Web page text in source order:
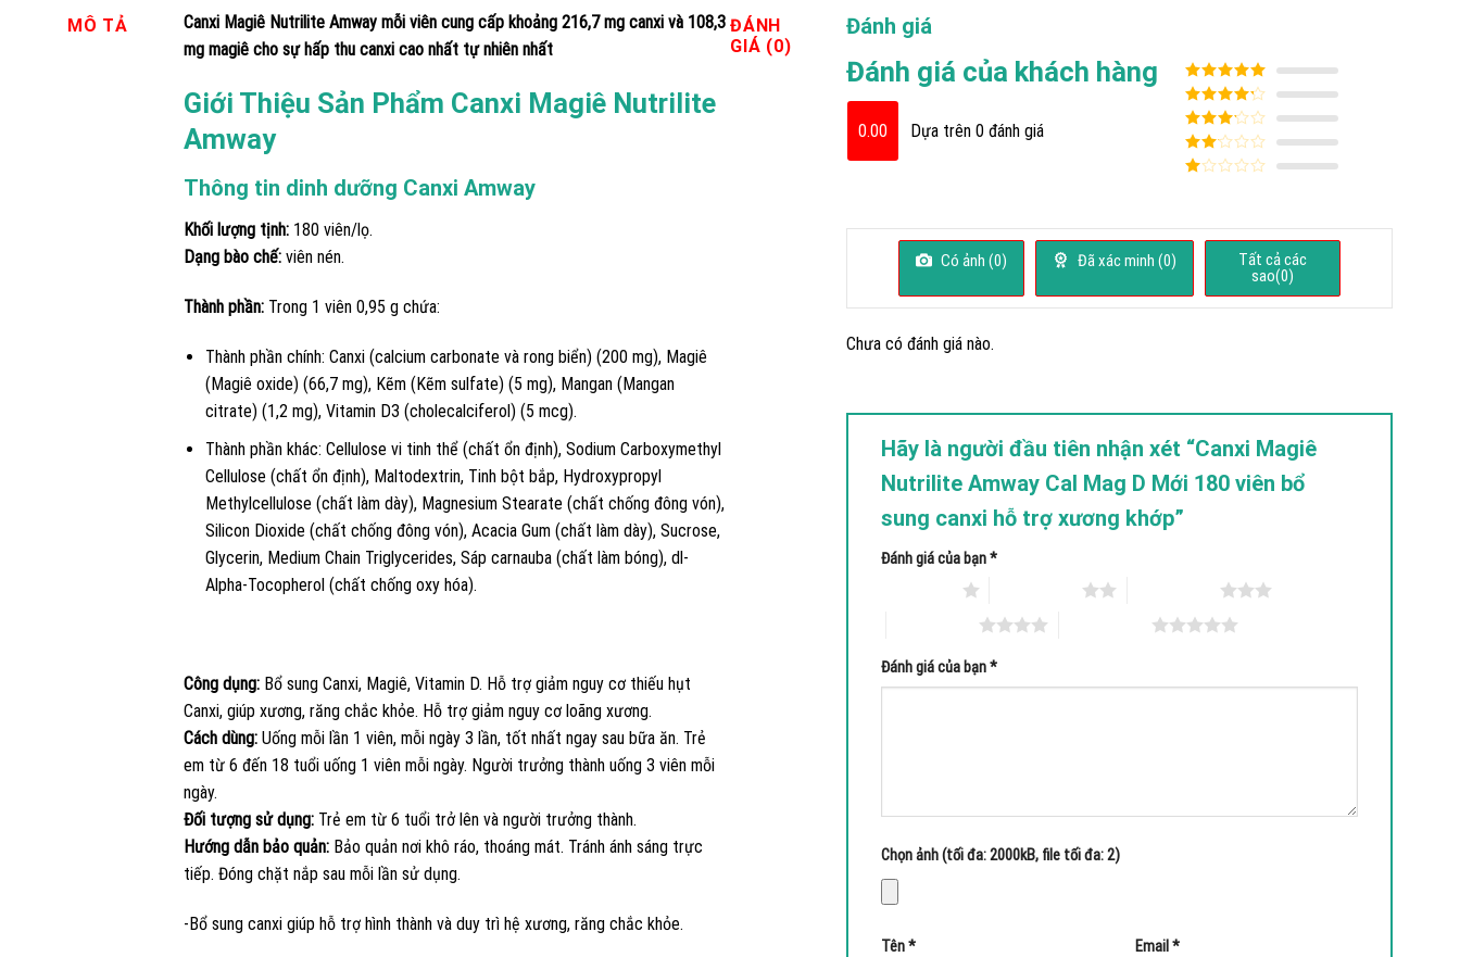
MÔ TẢ
Canxi Magiê Nutrilite Amway mỗi viên cung cấp khoảng 216,7 mg canxi và 108,3
mg magiê cho sự hấp thu canxi cao nhất tự nhiên nhất
Giới Thiệu Sản Phẩm Canxi Magiê Nutrilite
Amway
Thông tin dinh dưỡng Canxi Amway
Khối lượng tịnh:180 viên/lọ.
Dạng bào chế:viên nén.
Thành phần:Trong 1 viên 0,95 g chứa:
Thành phần chính: Canxi (calcium carbonate và rong biển) (200 mg), Magiê
(Magiê oxide) (66,7 mg), Kẽm (Kẽm sulfate) (5 mg), Mangan (Mangan
citrate) (1,2 mg), Vitamin D3 (cholecalciferol) (5 mcg).
Thành phần khác: Cellulose vi tinh thể (chất ổn định), Sodium Carboxymethyl
Cellulose (chất ổn định), Maltodextrin, Tinh bột bắp, Hydroxypropyl
Methylcellulose (chất làm dày), Magnesium Stearate (chất chống đông vón),
Silicon Dioxide (chất chống đông vón), Acacia Gum (chất làm dày), Sucrose,
Glycerin, Medium Chain Triglycerides, Sáp carnauba (chất làm bóng), dl-
Alpha-Tocopherol (chất chống oxy hóa).
Công dụng:Bổ sung Canxi, Magiê, Vitamin D. Hỗ trợ giảm nguy cơ thiếu hụt
Canxi, giúp xương, răng chắc khỏe. Hỗ trợ giảm nguy cơ loãng xương.
Cách dùng:Uống mỗi lần 1 viên, mỗi ngày 3 lần, tốt nhất ngay sau bữa ăn. Trẻ
em từ 6 đến 18 tuổi uống 1 viên mỗi ngày. Người trưởng thành uống 3 viên mỗi
ngày.
Đối tượng sử dụng:Trẻ em từ 6 tuổi trở lên và người trưởng thành.
Hướng dẫn bảo quản:Bảo quản nơi khô ráo, thoáng mát. Tránh ánh sáng trực
tiếp. Đóng chặt nắp sau mỗi lần sử dụng.
-Bổ sung canxi giúp hỗ trợ hình thành và duy trì hệ xương, răng chắc khỏe.
ĐÁNH
GIÁ (0)
Đánh giá
Đánh giá của khách hàng
0.00 Dựa trên 0 đánh giá
Được xếp
hạng
5
5
sao
Được xếp
hạng
4
5
sao
Được
xếp
hạng3
Được
sao
1
Có ảnh (0) Đã xác minh (0)
Tất cả các
sao(0)
Chưa có đánh giá nào.
Hãy là người đầu tiên nhận xét “Canxi Magiê
Nutrilite Amway Cal Mag D Mới 180 viên bổ
sung canxi hỗ trợ xương khớp”
Đánh giá của bạn*
Đánh giá của bạn*
Chọn ảnh (tối đa: 2000kB, file tối đa: 2)
Tên* Email*